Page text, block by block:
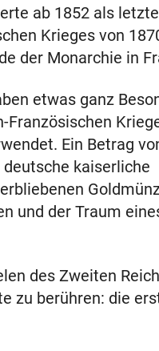
ab 1852 als
Krieges von
der Monarchie in
etwas ganz
Französischen
Ein Betrag
kaiserliche
und der Traum
des Zweiten
zu berühren: die